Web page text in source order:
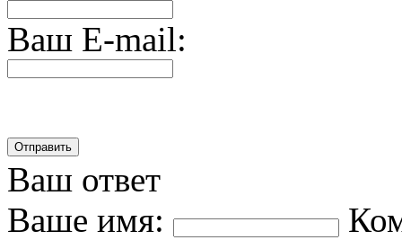
Ваш E-mail:
Ваш ответ
Ваше имя: